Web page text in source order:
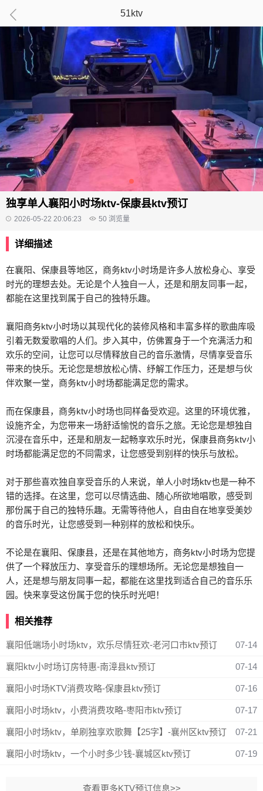
51ktv
独享单人襄阳小时场ktv-保康县ktv预订
2026-05-22 20:06:23 50 浏览量
详细描述
在襄阳、保康县等地区，商务ktv小时场是许多人放松身心、享受
时光的理想去处。无论是个人独自一人，还是和朋友同事一起，
都能在这里找到属于自己的独特乐趣。
襄阳商务ktv小时场以其现代化的装修风格和丰富多样的歌曲库吸
引着无数爱歌唱的人们。步入其中，仿佛置身于一个充满活力和
欢乐的空间，让您可以尽情释放自己的音乐激情，尽情享受音乐
带来的快乐。无论您是想放松心情、纾解工作压力，还是想与伙
伴欢聚一堂，商务ktv小时场都能满足您的需求。
而在保康县，商务ktv小时场也同样备受欢迎。这里的环境优雅，
设施齐全，为您带来一场舒适愉悦的音乐之旅。无论您是想独自
沉浸在音乐中，还是和朋友一起畅享欢乐时光，保康县商务ktv小
时场都能满足您的不同需求，让您感受到别样的快乐与放松。
对于那些喜欢独自享受音乐的人来说，单人小时场ktv也是一种不
错的选择。在这里，您可以尽情选曲、随心所欲地唱歌，感受到
那份属于自己的独特乐趣。无需等待他人，自由自在地享受美妙
的音乐时光，让您感受到一种别样的放松和快乐。
不论是在襄阳、保康县，还是在其他地方，商务ktv小时场为您提
供了一个释放压力、享受音乐的理想场所。无论您是想独自一
人，还是想与朋友同事一起，都能在这里找到适合自己的音乐乐
园。快来享受这份属于您的快乐时光吧！
相关推荐
襄阳低端场小时场ktv，欢乐尽情狂欢-老河口市ktv预订 07-14
襄阳ktv小时场订房特惠-南漳县ktv预订 07-14
襄阳小时场KTV消费攻略-保康县ktv预订 07-16
襄阳小时场ktv，小费消费攻略-枣阳市ktv预订 07-17
襄阳小时场ktv，单刷独享欢歌舞【25字】-襄州区ktv预订 07-21
襄阳小时场ktv，一个小时多少钱-襄城区ktv预订 07-19
查看更多KTV预订信息>>